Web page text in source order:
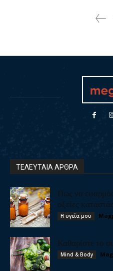
ΤΕΛΕΥΤΑΙΑ ΑΡΘΡΑ
Πως να
οξείες
Η υγεία μου
Καθαρίστε το
Mind & Body